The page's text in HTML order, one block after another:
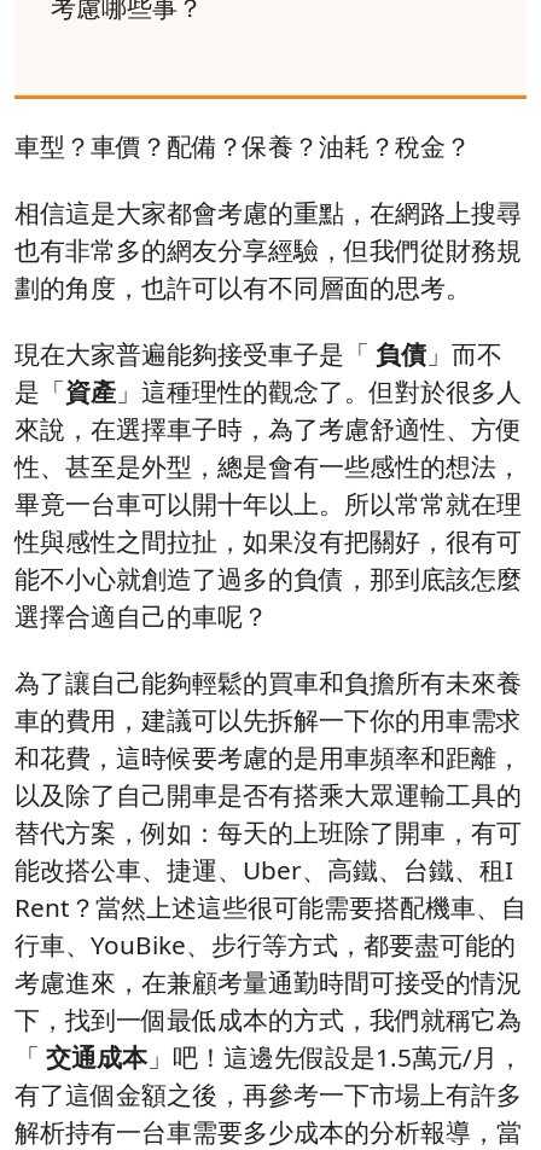
考慮哪些事？
車型？車價？配備？保養？油耗？稅金？
相信這是大家都會考慮的重點，在網路上搜尋
也有非常多的網友分享經驗，但我們從財務規
劃的角度，也許可以有不同層面的思考。
現在大家普遍能夠接受車子是「 負債」而不
是「資產 」這種理性的觀念了。但對於很多人
來說，在選擇車子時，為了考慮舒適性、方便
性、甚至是外型，總是會有一些感性的想法，
畢竟一台車可以開十年以上。所以常常就在理
性與感性之間拉扯，如果沒有把關好，很有可
能不小心就創造了過多的負債，那到底該怎麼
選擇合適自己的車呢？
為了讓自己能夠輕鬆的買車和負擔所有未來養
車的費用，建議可以先拆解一下你的用車需求
和花費，這時候要考慮的是用車頻率和距離，
以及除了自己開車是否有搭乘大眾運輸工具的
替代方案，例如：每天的上班除了開車，有可
能改搭公車、捷運、Uber、高鐵、台鐵、租I
Rent？當然上述這些很可能需要搭配機車、自
行車、YouBike、步行等方式，都要盡可能的
考慮進來，在兼顧考量通勤時間可接受的情況
下，找到一個最低成本的方式，我們就稱它為
「 交通成本」吧！這邊先假設是1.5萬元/月，
有了這個金額之後，再參考一下市場上有許多
解析持有一台車需要多少成本的分析報導，當